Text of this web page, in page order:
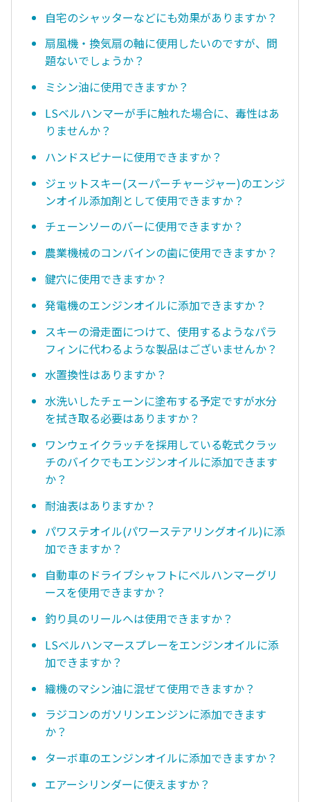
自宅のシャッターなどにも効果がありますか？
扇風機・換気扇の軸に使用したいのですが、問
題ないでしょうか？
ミシン油に使用できますか？
LSベルハンマーが手に触れた場合に、毒性はあ
りませんか？
ハンドスピナーに使用できますか？
ジェットスキー(スーパーチャージャー)のエンジ
ンオイル添加剤として使用できますか？
チェーンソーのバーに使用できますか？
農業機械のコンバインの歯に使用できますか？
鍵穴に使用できますか？
発電機のエンジンオイルに添加できますか？
スキーの滑走面につけて、使用するようなパラ
フィンに代わるような製品はございませんか？
水置換性はありますか？
水洗いしたチェーンに塗布する予定ですが水分
を拭き取る必要はありますか？
ワンウェイクラッチを採用している乾式クラッ
チのバイクでもエンジンオイルに添加できます
か？
耐油表はありますか？
パワステオイル(パワーステアリングオイル)に添
加できますか？
自動車のドライブシャフトにベルハンマーグリ
ースを使用できますか？
釣り具のリールへは使用できますか？
LSベルハンマースプレーをエンジンオイルに添
加できますか？
織機のマシン油に混ぜて使用できますか？
ラジコンのガソリンエンジンに添加できます
か？
ターボ車のエンジンオイルに添加できますか？
エアーシリンダーに使えますか？